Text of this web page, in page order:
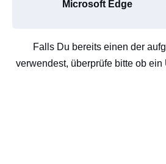
Microsoft Edge
Falls Du bereits einen der
verwendest, überprüfe bitte ob ein